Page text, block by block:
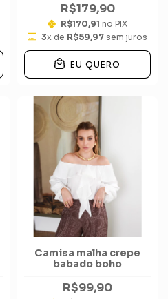
R$179,90
R$170,91 no PIX
3x de R$59,97 sem juros
EU QUERO
Camisa malha crepe
babado boho
R$99,90